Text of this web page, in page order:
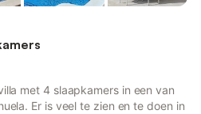
met 4 slaapkamers in een van
Er is veel te zien en te doen in